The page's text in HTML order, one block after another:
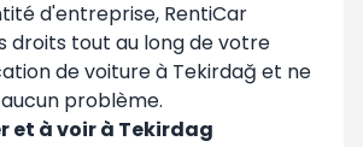
d'entreprise, RentiCar
droits tout au long de votre
de voiture à Tekirdağ et ne
problème.
et à voir à Tekirdag